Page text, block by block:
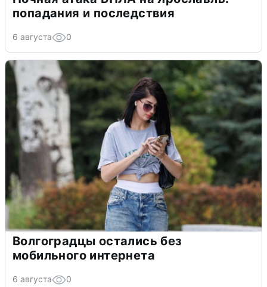
попадания и последствия
6 августа 0
Волгоградцы остались без
мобильного интернета
6 августа 0